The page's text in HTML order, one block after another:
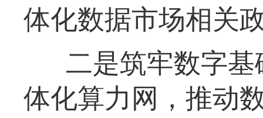
体化数据市场相关
二是筑牢数字
体化算力网，推动